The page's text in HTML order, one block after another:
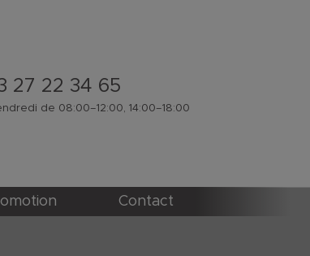
27 22 34 65
de 08:00–12:00, 14:00–18:00
Contact